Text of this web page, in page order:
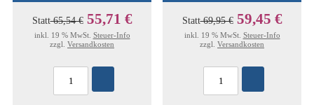
Statt65,54 € 55,71 €
inkl. 19 % MwSt. Steuer-Info
zzgl. Versandkosten
Statt69,95 € 59,45 €
inkl. 19 % MwSt. Steuer-Info
zzgl. Versandkosten